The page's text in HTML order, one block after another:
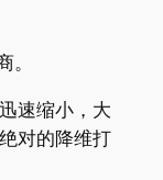
速缩小，大
对的降维打